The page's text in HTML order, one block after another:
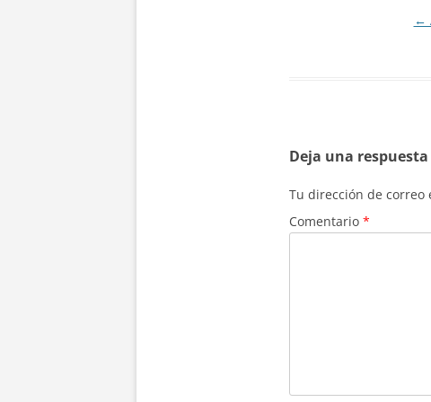
←
Deja una respuesta
Tu dirección de correo
Comentario *